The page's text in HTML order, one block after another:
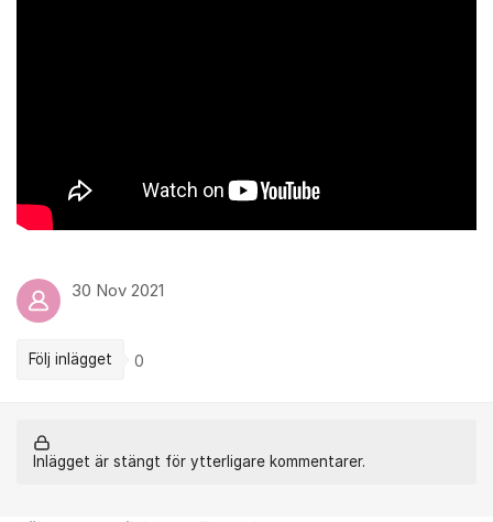
30 Nov 2021
Följ inlägget 0
Inlägget är stängt för ytterligare kommentarer.